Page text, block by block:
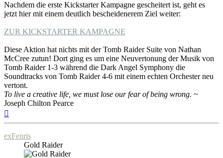
Nachdem die erste Kickstarter Kampagne gescheitert ist, geht es
jetzt hier mit einem deutlich bescheidenerem Ziel weiter:
ZUR KICKSTARTER KAMPAGNE
Diese Aktion hat nichts mit der Tomb Raider Suite von Nathan
McCree zutun! Dort ging es um eine Neuvertonung der Musik von
Tomb Raider 1-3 während die Dark Angel Symphony die
Soundtracks von Tomb Raider 4-6 mit einem echten Orchester neu
vertont.
To live a creative life, we must lose our fear of being wrong. ~
Joseph Chilton Pearce
exFenris
Gold Raider